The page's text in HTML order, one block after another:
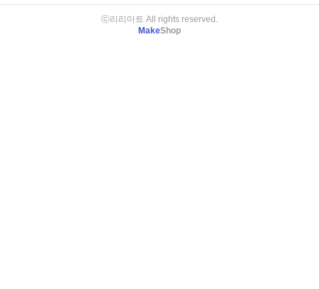
ⓒ리리마트 All rights reserved.
MakeShop